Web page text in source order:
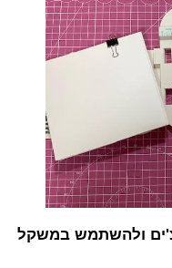
ולהשתמש במשקל